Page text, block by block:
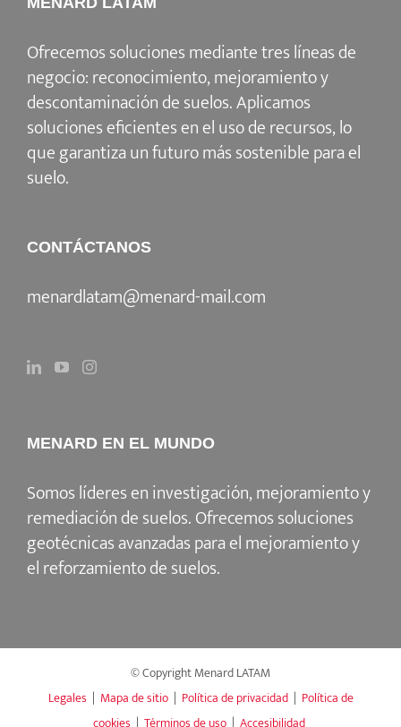
Ofrecemos soluciones mediante tres líneas de
negocio: reconocimiento, mejoramiento y
descontaminación de suelos. Aplicamos
soluciones eficientes en el uso de recursos, lo
que garantiza un futuro más sostenible para el
suelo.
CONTÁCTANOS
menardlatam@menard-mail.com
MENARD EN EL MUNDO
Somos líderes en investigación, mejoramiento y
remediación de suelos. Ofrecemos soluciones
geotécnicas avanzadas para el mejoramiento y
el reforzamiento de suelos.
© Copyright Menard LATAM
Legales | Mapa de sitio| Política de privacidad| Política de
cookies | Términos de uso | Accesibilidad